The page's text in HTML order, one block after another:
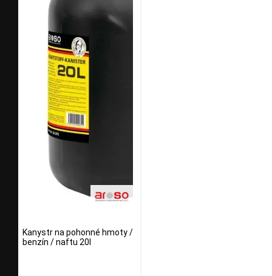
Kanystr na pohonné hmoty /
benzín / naftu 20l